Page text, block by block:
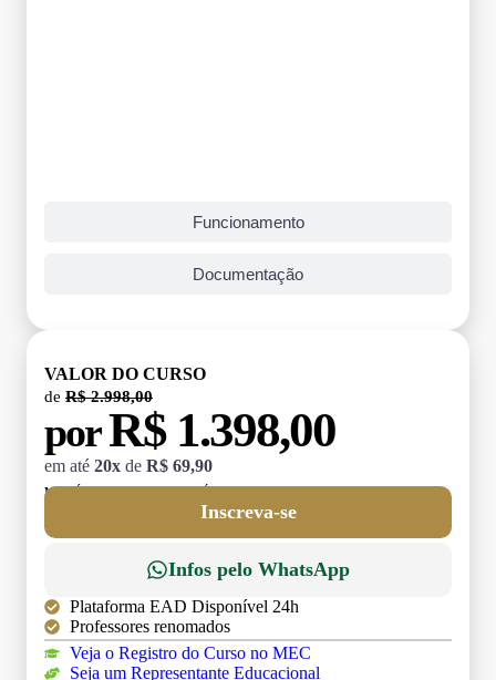
Funcionamento
Documentação
VALOR DO CURSO
de R$ 2.998,00
porR$ 1.398,00
em até 20x de R$ 69,90
MATRÍCULA:
Inscreva-se
Infos pelo WhatsApp
Plataforma EAD Disponível 24h
Professores renomados
Veja o Registro do Curso no MEC
Seja um Representante Educacional